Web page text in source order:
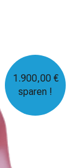
1.900,00 €
sparen !